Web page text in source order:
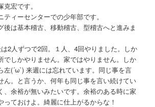
宏です。
ィーセンターでの少年部です。
後は基本稽古、移動稽古、型稽古へと進みま
2人ずつで2回。１人、4回やりました。しか
でしかやりません。家ではやりません。しか
左(´ω`) 来週には忘れています。同じ事を言
ん。と言うか、何年も同じ事を言い続けてい
、余裕が無いみたいです。余裕のある時に家
っておけよ。綺麗に仕上がるからな！